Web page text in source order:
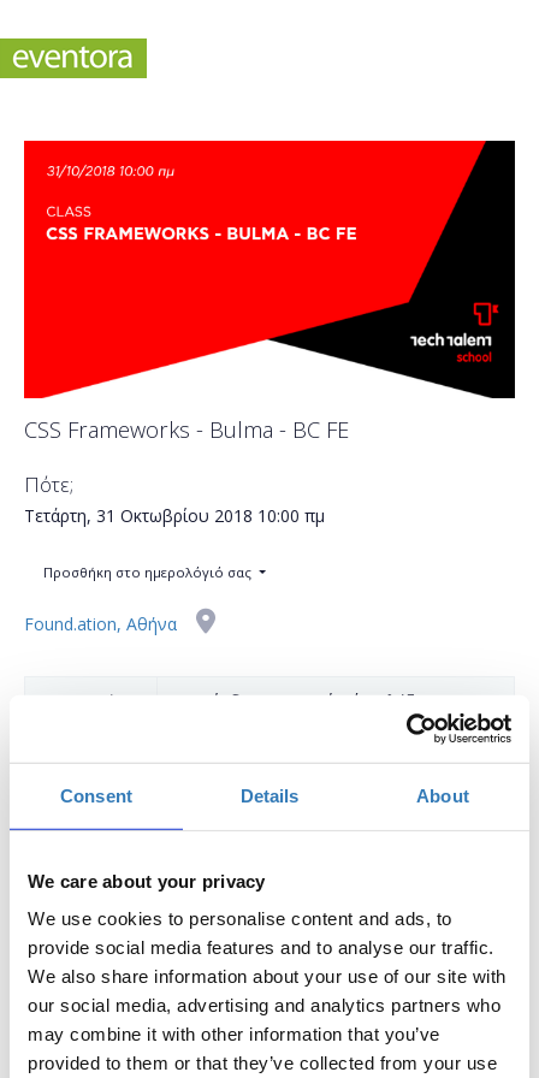
Consent Details About
We care about your privacy
We use cookies to personalise content and ads, to
provide social media features and to analyse our traffic.
We also share information about your use of our site with
our social media, advertising and analytics partners who
may combine it with other information that you’ve
provided to them or that they’ve collected from your use
CSS Frameworks - Bulma - BC FE
Πότε;
Τετάρτη, 31 Οκτωβρίου 2018 10:00 πμ
Προσθήκη στο ημερολόγιό σας
Found.ation, Αθήνα
Συμμετοχή Η περίοδος εγγραφών έχει λήξει.
Frameworks - Bootstrap - BC FE" που θα πραγματοποιηθεί
στις30/10(10:00-14:00).
Για την παρακολούθηση του σεμιναρίου απαιτείται
εξοικείωση με HTML & CSS και την γραμμή εντολών (console)
και απευθύνεται σε άτομα με κάποια εμπειρία στο web
development που ενδιαφέρονται να γνωρίσουν ένα